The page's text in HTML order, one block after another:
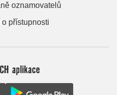
oznamovatelů
přístupnosti
aplikace